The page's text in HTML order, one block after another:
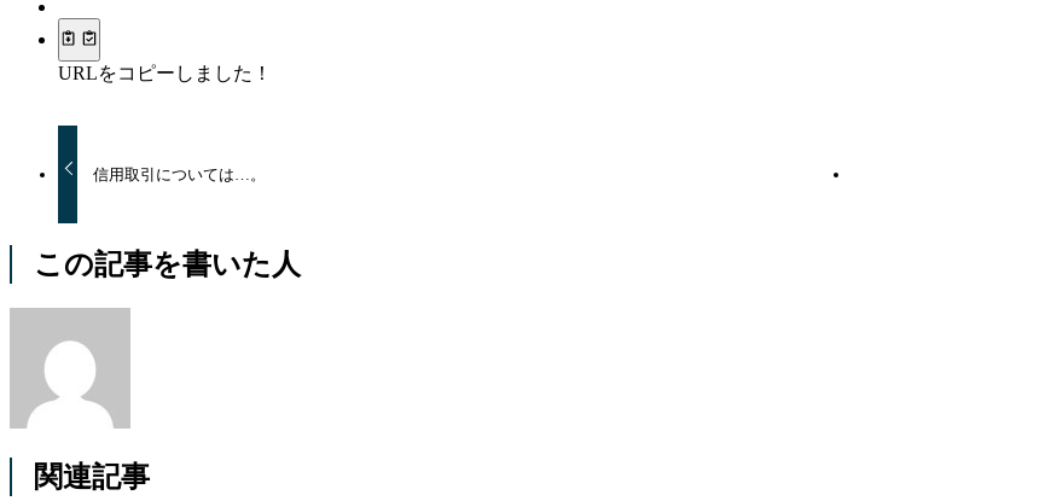
URLをコピーしました！
信用取引については…。
この記事を書いた人
関連記事